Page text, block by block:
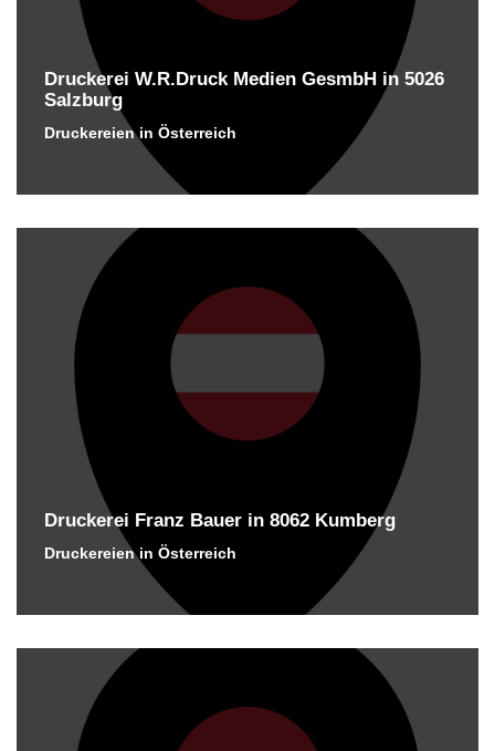
Druckerei W.R.Druck Medien GesmbH in 5026
Salzburg
Druckereien in Österreich
Druckerei Franz Bauer in 8062 Kumberg
Druckereien in Österreich